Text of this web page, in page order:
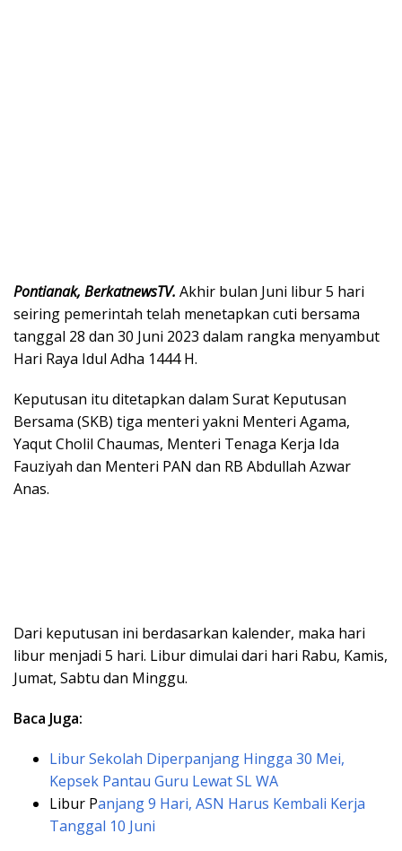
Pontianak, BerkatnewsTV. Akhir bulan Juni libur 5 hari
seiring pemerintah telah menetapkan cuti bersama
tanggal 28 dan 30 Juni 2023 dalam rangka menyambut
Hari Raya Idul Adha 1444 H.
Keputusan itu ditetapkan dalam Surat Keputusan
Bersama (SKB) tiga menteri yakni Menteri Agama,
Yaqut Cholil Chaumas, Menteri Tenaga Kerja Ida
Fauziyah dan Menteri PAN dan RB Abdullah Azwar
Anas.
Dari keputusan ini berdasarkan kalender, maka hari
libur menjadi 5 hari. Libur dimulai dari hari Rabu, Kamis,
Jumat, Sabtu dan Minggu.
Baca Juga:
Libur Sekolah Diperpanjang Hingga 30 Mei,
Kepsek Pantau Guru Lewat SL WA
Libur Panjang 9 Hari, ASN Harus Kembali Kerja
Tanggal 10 Juni